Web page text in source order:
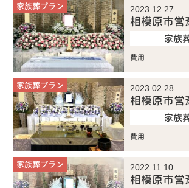
家族葬プラン 2023.12.27
相模原市営
家族
費用
家族葬プラン 2023.02.28
相模原市営
家族
費用
家族葬プラン 2022.11.10
相模原市営